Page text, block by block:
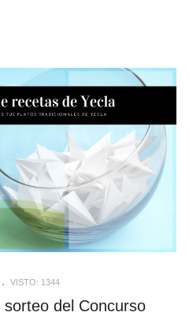
VISTO: 1344
del Concurso